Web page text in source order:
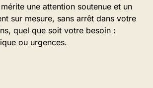
une attention soutenue et un
sur mesure, sans arrêt dans votre
quel que soit votre besoin :
ou urgences.